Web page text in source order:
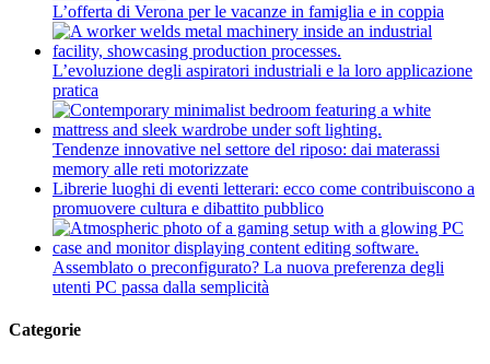
L’offerta di Verona per le vacanze in famiglia e in coppia
L’evoluzione degli aspiratori industriali e la loro applicazione
pratica
Tendenze innovative nel settore del riposo: dai materassi
memory alle reti motorizzate
Librerie luoghi di eventi letterari: ecco come contribuiscono a
promuovere cultura e dibattito pubblico
Assemblato o preconfigurato? La nuova preferenza degli
utenti PC passa dalla semplicità
Categorie